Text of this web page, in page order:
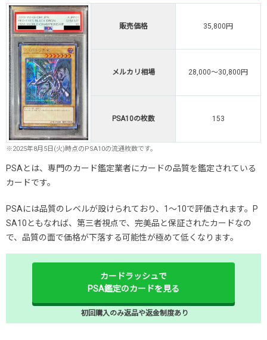
販売価格 35,800円
メルカリ相場 28,000～30,800円
PSA10の枚数 153
※2025年8月5日(火)時点のPSA10の流通枚数です。
PSAとは、専門のカード鑑定業者にカードの品質を鑑定されている
カードです。
PSAには品質のレベルが設けられており、1～10で評価されます。P
SA10ともなれば、第三者視点で、完美品と保証されたカードなの
で、品質の面で価格が下落する可能性が極めて低くなります。
カードラッシュで
PSA鑑定のカードを見る
初回購入のみ返品や返金制度あり